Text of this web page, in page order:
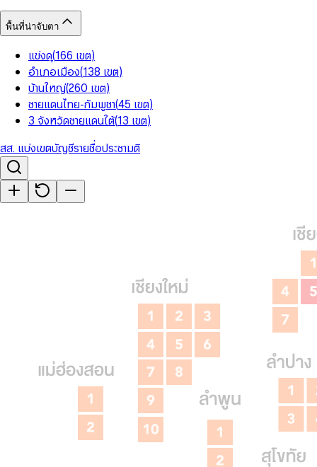
พื้นที่น่าจับตา
แข่งดุ(166 เขต)
อำเภอเมือง(138 เขต)
บ้านใหญ่(260 เขต)
ชายแดนไทย-กัมพูชา(45 เขต)
3 จังหวัดชายแดนใต้(13 เขต)
สส. แบ่งเขตบัญชีรายชื่อประชามติ